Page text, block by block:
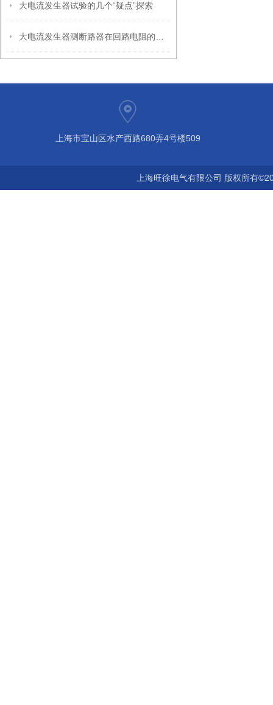
大电流发生器试验的几个“疑点”探索
上海市宝山区水产西路680弄4号楼509
上海旺徐电气有限公司 版权所有